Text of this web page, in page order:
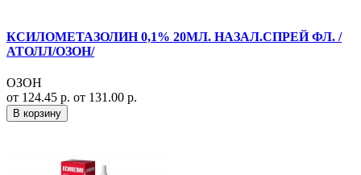
КСИЛОМЕТАЗОЛИН 0,1% 20МЛ. НАЗАЛ.СПРЕЙ ФЛ. /
АТОЛЛ/ОЗОН/
ОЗОН
от 124.45 р. от 131.00 р.
В корзину